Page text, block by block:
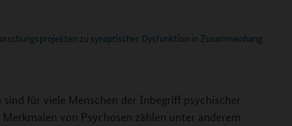
zu synaptischer Dysfunktion in Zusammenhang
für viele Menschen der Inbegriff psychischer
von Psychosen zählen unter anderem